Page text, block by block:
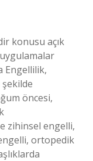
konusu açık
Engellilik,
öncesi,
zihinsel engelli,
ortopedik